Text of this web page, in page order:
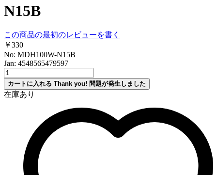
N15B
この商品の最初のレビューを書く
￥330
No: MDH100W-N15B
Jan: 4548565479597
カートに入れる Thank you! 問題が発生しました
在庫あり